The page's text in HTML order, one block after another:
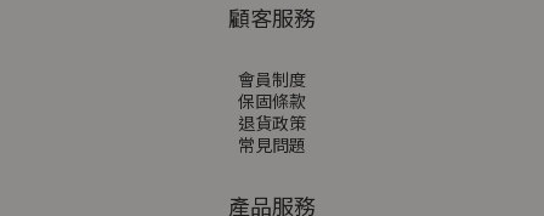
顧客服務
會員制度
保固條款
退貨政策
常見問題
產品服務